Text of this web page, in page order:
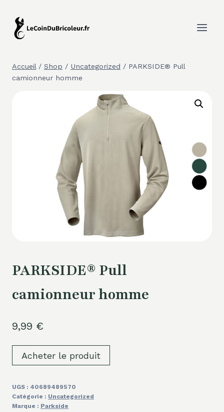
contenu
Accueil / Shop / Uncategorized / PARKSIDE® Pull
camionneur homme
PARKSIDE® Pull
camionneur homme
9,99 €
Acheter le produit
UGS : 40689489570
Catégorie : Uncategorized
Marque : Parkside